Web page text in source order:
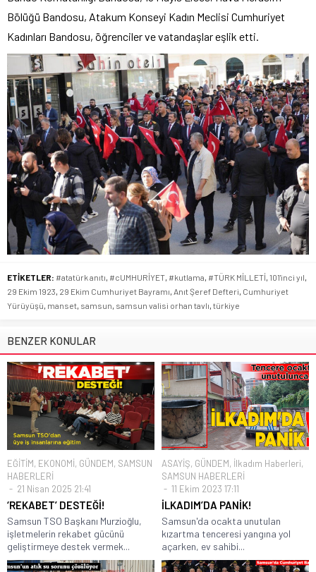
Bölüğü Bandosu, Atakum Konseyi Kadın Meclisi Cumhuriyet
Kadınları Bandosu, öğrenciler ve vatandaşlar eşlik etti.
ETİKETLER: #atatürk anıtı, #cUMHURİYET, #kutlama, #TÜRK MİLLETİ, 101'inci yıl,
29 Ekim 1923, 29 Ekim Cumhuriyet Bayramı, Anıt Şeref Defteri, Cumhuriyet
Yürüyüşü, manset, samsun, samsun valisi orhan tavlı, türkiye
BENZER KONULAR
EĞİTİM, EKONOMİ, GÜNDEM, SAMSUN
HABERLERİ
21 Nisan 2025 21:41
‘REKABET’ DESTEĞİ!
Samsun TSO Başkanı Murzioğlu,
işletmelerin rekabet gücünü
geliştirmeye destek vermek...
ASAYİŞ, GÜNDEM, İlkadım Haberleri,
SAMSUN HABERLERİ
11 Ekim 2023 17:11
İLKADIM’DA PANİK!
Samsun'da ocakta unutulan
kızartma tenceresi yangına yol
açarken, ev sahibi...